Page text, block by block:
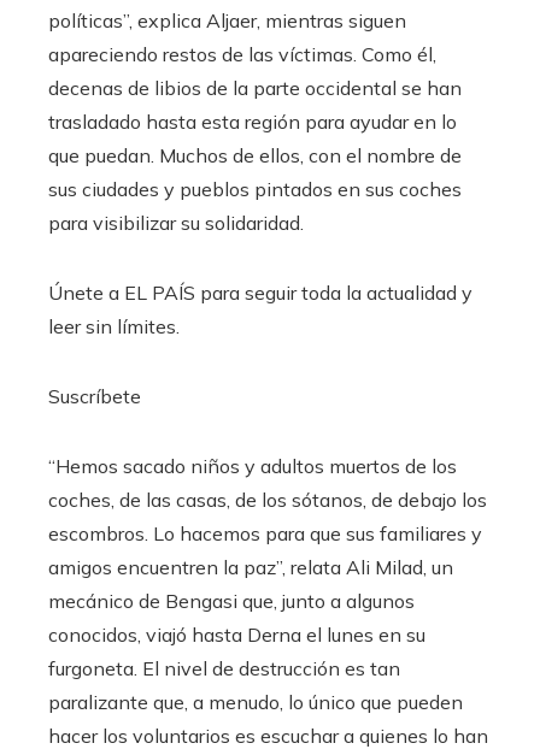
políticas”, explica Aljaer, mientras siguen
apareciendo restos de las víctimas. Como él,
decenas de libios de la parte occidental se han
trasladado hasta esta región para ayudar en lo
que puedan. Muchos de ellos, con el nombre de
sus ciudades y pueblos pintados en sus coches
para visibilizar su solidaridad.
Únete a EL PAÍS para seguir toda la actualidad y
leer sin límites.
Suscríbete
“Hemos sacado niños y adultos muertos de los
coches, de las casas, de los sótanos, de debajo los
escombros. Lo hacemos para que sus familiares y
amigos encuentren la paz”, relata Ali Milad, un
mecánico de Bengasi que, junto a algunos
conocidos, viajó hasta Derna el lunes en su
furgoneta. El nivel de destrucción es tan
paralizante que, a menudo, lo único que pueden
hacer los voluntarios es escuchar a quienes lo han